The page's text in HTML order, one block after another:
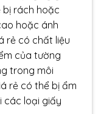
bị rách hoặc
hoặc ánh
rẻ có chất liệu
của tường
trong môi
rẻ có thể bị ẩm
các loại giấy